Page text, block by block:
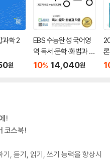
과학 2
원
EBS 수능완성 국어영
역 독서·문학·화법과 작
문 (2026년)
10% 14,040원
(
!
코스북!
, 듣기, 읽기, 쓰기 능력을 향상시